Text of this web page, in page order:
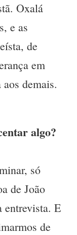
Oxalá
e as
de
em
demais.
algo?
só
de João
entrevista. E
de